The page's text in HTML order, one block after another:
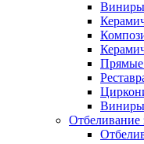
Виниры
Отбеливание